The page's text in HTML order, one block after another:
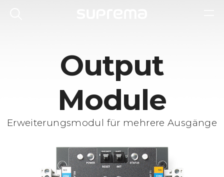
Output
Module
Erweiterungsmodul für mehrere Ausgänge